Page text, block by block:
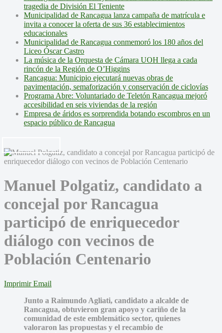
tragedia de División El Teniente
Municipalidad de Rancagua lanza campaña de matrícula e
invita a conocer la oferta de sus 36 establecimientos
educacionales
Municipalidad de Rancagua conmemoró los 180 años del
Liceo Óscar Castro
La música de la Orquesta de Cámara UOH llega a cada
rincón de la Región de O’Higgins
Rancagua: Municipio ejecutará nuevas obras de
pavimentación, semaforización y conservación de ciclovías
Programa Abre: Voluntariado de Teletón Rancagua mejoró
accesibilidad en seis viviendas de la región
Empresa de áridos es sorprendida botando escombros en un
espacio público de Rancagua
Manuel Polgatiz, candidato a
concejal por Rancagua
participó de enriquecedor
diálogo con vecinos de
Población Centenario
Imprimir Email
Junto a Raimundo Agliati, candidato a alcalde de
Rancagua, obtuvieron gran apoyo y cariño de la
comunidad de este emblemático sector, quienes
valoraron las propuestas y el recambio de